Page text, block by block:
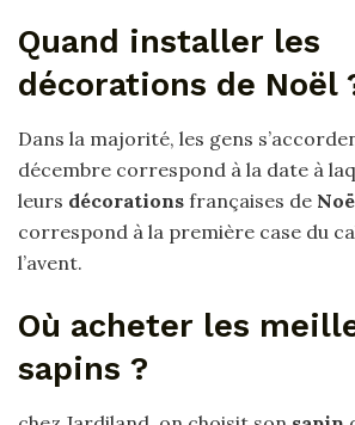
Quand installer les
décorations de Noël
Dans la majorité, les gens
décembre correspond à la date à
leurs décorations françaises de
correspond à la première case du
l’avent.
Où acheter les
sapins ?